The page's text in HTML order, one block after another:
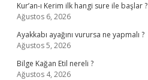
Kur’an-ı Kerim ilk hangi sure ile başlar ?
Ağustos 6, 2026
Ayakkabı ayağını vurursa ne yapmalı ?
Ağustos 5, 2026
Bilge Kağan Etil nereli ?
Ağustos 4, 2026